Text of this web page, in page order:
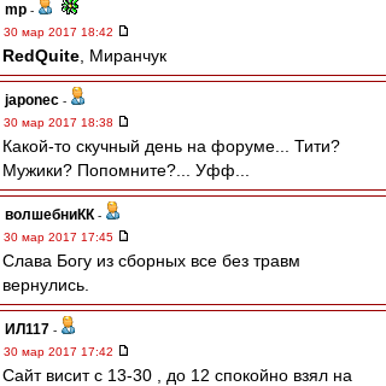
mp -
30 мар 2017 18:42
RedQuite , Миранчук
japonec -
30 мар 2017 18:38
Какой-то скучный день на форуме... Тити?
Мужики? Попомните?... Уфф...
волшебниКК -
30 мар 2017 17:45
Слава Богу из сборных все без травм
вернулись.
ИЛ117 -
30 мар 2017 17:42
Сайт висит с 13-30 , до 12 спокойно взял на